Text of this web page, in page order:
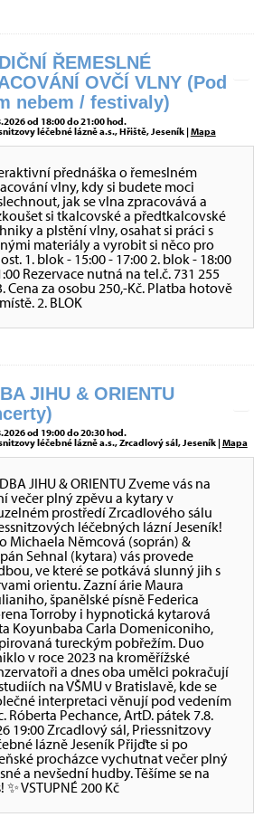
ŘEMESLNÉ
OVČÍ VLNY (Pod
nebem / festivaly)
od 18:00 do 21:00 hod.
léčebné lázně a.s., Hřiště, Jeseník |Mapa
přednáška o řemeslném
vlny, kdy si budete moci
jak se vlna zpracovává a
si tkalcovské a předtkalcovské
a plstění vlny, osahat si práci s
materiály a vyrobit si něco pro
1. blok - 15:00 - 17:00 2. blok - 18:00
Rezervace nutná na tel.č. 731 255
Cena za osobu 250,-Kč. Platba hotově
2. BLOK
JIHU & ORIENTU
od 19:00 do 20:30 hod.
léčebné lázně a.s., Zrcadlový sál, Jeseník |Mapa
JIHU & ORIENTU Zveme vás na
večer plný zpěvu a kytary v
prostředí Zrcadlového sálu
léčebných lázní Jeseník!
Michaela Němcová (soprán) &
Sehnal (kytara) vás provede
ve které se potkává slunný jih s
orientu. Zazní árie Maura
španělské písně Federica
Torroby i hypnotická kytarová
Koyunbaba Carla Domeniconiho,
tureckým pobřežím. Duo
v roce 2023 na kroměřížské
a dnes oba umělci pokračují
na VŠMU v Bratislavě, kde se
interpretaci věnují pod vedením
Róberta Pechance, ArtD. pátek 7.8.
19:00 Zrcadlový sál, Priessnitzovy
lázně Jeseník Přijďte si po
procházce vychutnat večer plný
a nevšední hudby. Těšíme se na
✨ VSTUPNÉ 200 Kč